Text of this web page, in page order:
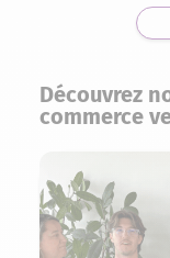
Découvrez
commerce